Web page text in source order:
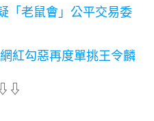
「老鼠會」公平交易委
紅勾惡再度單挑王令麟